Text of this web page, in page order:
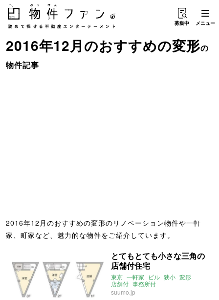
募集中 メニュー
2016年12月のおすすめの変形の
物件記事
2016年12月のおすすめの変形のリノベーション物件や一軒
家、町家など、魅力的な物件をご紹介しています。
とてもとても小さな三角の
店舗付住宅
東京 一軒家 ビル 狭小 変形
店舗付 事務所付
2016年12月のおすすめ
suumo.jp